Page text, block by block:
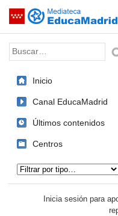
Saltar navegación
Palabra o frase:
Inicio
Canal EducaMadrid
Últimos contenidos
Centros
Inicia sesión para